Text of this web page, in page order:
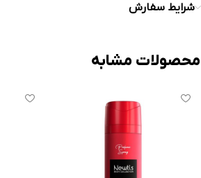
شرایط سفارش
محصولات مشابه